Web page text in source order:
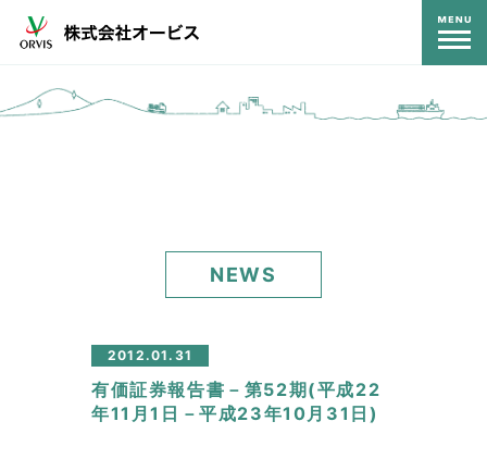
NEWS
2012.01.31
有価証券報告書－第52期(平成22
年11月1日－平成23年10月31日)